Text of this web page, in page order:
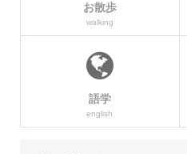
お散歩
walking
語学
english